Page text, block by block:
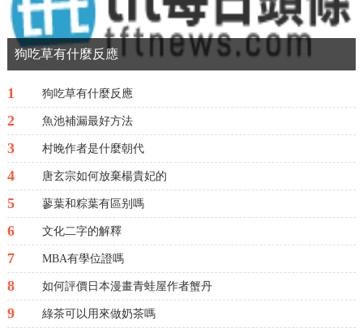
狗吃草有什麼反應
1 狗吃草有什麼反應
2 魚池補漏最好方法
3 村晚作者是什麼朝代
4 唐玄宗如何放棄楊貴妃的
5 蓼葉和粽葉有區别嗎
6 文化二字的解釋
7 MBA有學位證嗎
8 如何評價日本漫畫青蛙屋作者蟹丹
9 綠茶可以用來做奶茶嗎